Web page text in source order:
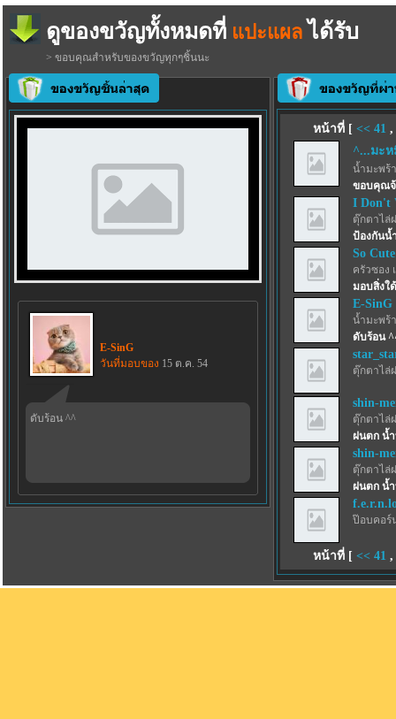
ดูของขวัญทั้งหมดที่ แปะแผล ได้รับ
> ขอบคุณสำหรับของขวัญทุกๆชิ้นนะ
E-SinG
วันที่มอบของ 15 ต.ค. 54
ดับร้อน ^^
หน้าที่ [ << 41 ,
^...มะ
น้ำมะพร้
ขอบคุณ
I Don't
ตุ๊กตาไล่
ป้องกันน้
So
ครัวซอง
มอบสิ่งใ
E-SinG
น้ำมะพร้
ดับร้อน
ตุ๊กตาไล่
shin-
ตุ๊กตาไล่
ฝนตก น้
shin-
ตุ๊กตาไล่
ฝนตก น้
ป๊อบคอร์
หน้าที่ [ << 41 ,